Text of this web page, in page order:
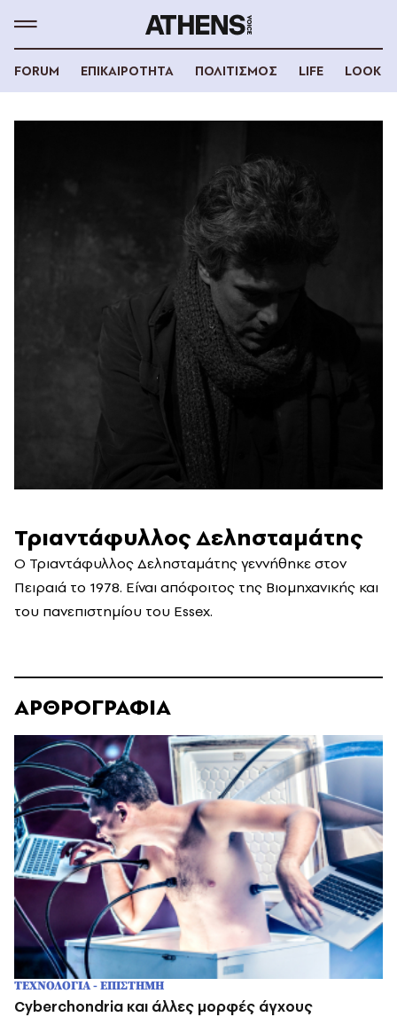
FORUM ΕΠΙΚΑΙΡΟΤΗΤΑ ΠΟΛΙΤΙΣΜΟΣ LIFE LOOK
Τριαντάφυλλος Δελησταμάτης
Ο Τριαντάφυλλος Δελησταμάτης γεννήθηκε στον
Πειραιά το 1978. Είναι απόφοιτος της Βιομηχανικής και
του πανεπιστημίου του Essex.
ΑΡΘΡΟΓΡΑΦΙΑ
ΤΕΧΝΟΛΟΓΙΑ - ΕΠΙΣΤΗΜΗ
Cyberchondria και άλλες μορφές άγχους